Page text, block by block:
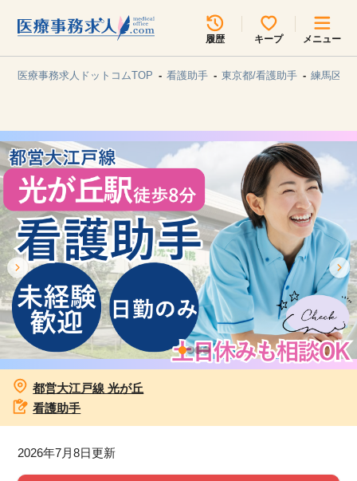
履歴 キープ メニュー
無料転職サポート お問い合わせ
見学会・イベント情報
医療事務まるわかりコラム
よくあるご質問
お知らせ
医療事務求人ドットコムとは
医療事務求人ドットコムTOP 看護助手 東京都/看護助手 練馬区/
都営大江戸線 光が丘
看護助手
2026年7月8日更新
所在地のエリアを選択してください
各支店担当よりご連絡させていただきます。
関東
東海 北海道・東北
甲信越・北陸 中国・四国
九州・沖縄